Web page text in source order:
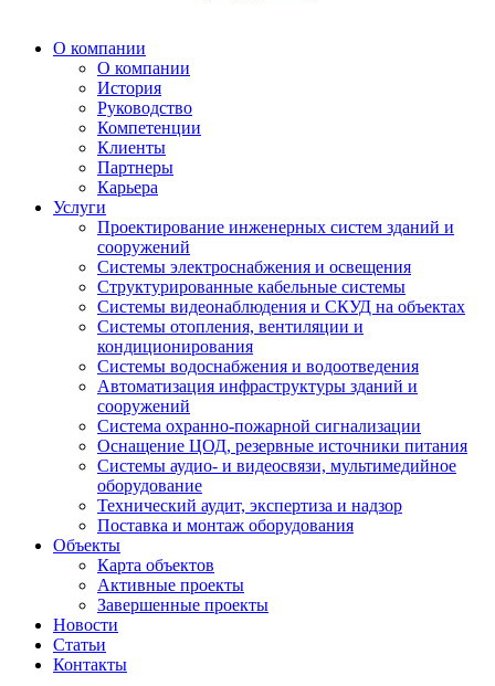
О компании
О компании
История
Руководство
Компетенции
Клиенты
Партнеры
Карьера
Услуги
Проектирование инженерных систем зданий и
сооружений
Системы электроснабжения и освещения
Структурированные кабельные системы
Системы видеонаблюдения и СКУД на объектах
Системы отопления, вентиляции и
кондиционирования
Системы водоснабжения и водоотведения
Автоматизация инфраструктуры зданий и
сооружений
Система охранно-пожарной сигнализации
Оснащение ЦОД, резервные источники питания
Системы аудио- и видеосвязи, мультимедийное
оборудование
Технический аудит, экспертиза и надзор
Поставка и монтаж оборудования
Объекты
Карта объектов
Активные проекты
Завершенные проекты
Новости
Статьи
Контакты